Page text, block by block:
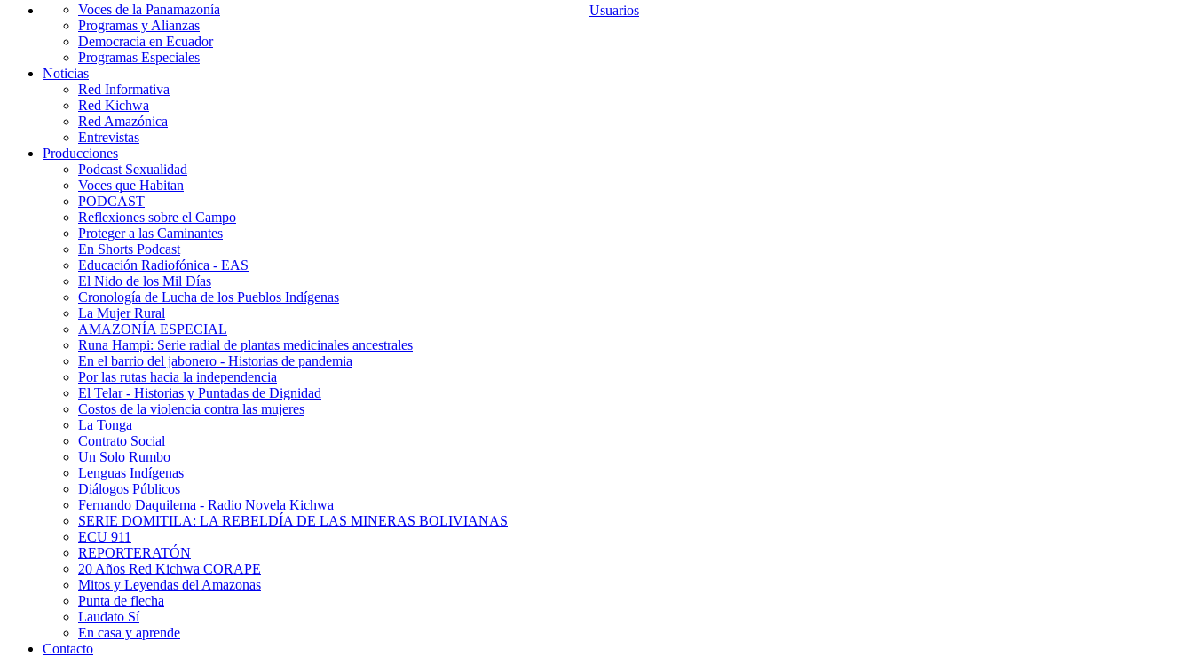
Usuarios
Voces de la Panamazonía
Programas y Alianzas
Democracia en Ecuador
Programas Especiales
Noticias
Red Informativa
Red Kichwa
Red Amazónica
Entrevistas
Producciones
Podcast Sexualidad
Voces que Habitan
PODCAST
Reflexiones sobre el Campo
Proteger a las Caminantes
En Shorts Podcast
Educación Radiofónica - EAS
El Nido de los Mil Días
Cronología de Lucha de los Pueblos Indígenas
La Mujer Rural
AMAZONÍA ESPECIAL
Runa Hampi: Serie radial de plantas medicinales ancestrales
En el barrio del jabonero - Historias de pandemia
Por las rutas hacia la independencia
El Telar - Historias y Puntadas de Dignidad
Costos de la violencia contra las mujeres
La Tonga
Contrato Social
Un Solo Rumbo
Lenguas Indígenas
Diálogos Públicos
Fernando Daquilema - Radio Novela Kichwa
SERIE DOMITILA: LA REBELDÍA DE LAS MINERAS BOLIVIANAS
ECU 911
REPORTERATÓN
20 Años Red Kichwa CORAPE
Mitos y Leyendas del Amazonas
Punta de flecha
Laudato Sí
En casa y aprende
Contacto